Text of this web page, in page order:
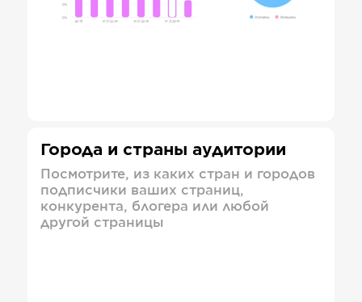
Города и страны аудитории
Посмотрите, из каких стран и городов
подписчики ваших страниц,
конкурента, блогера или любой
другой страницы